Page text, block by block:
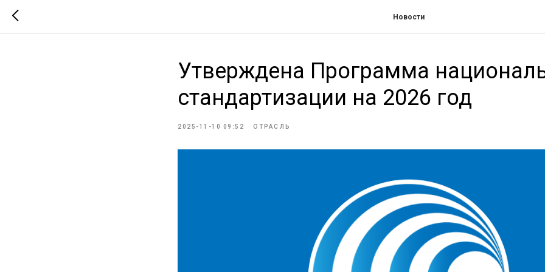
Новости
Утверждена Программа
стандартизации на 2026 год
2025-11-10 09:52 ОТРАСЛЬ